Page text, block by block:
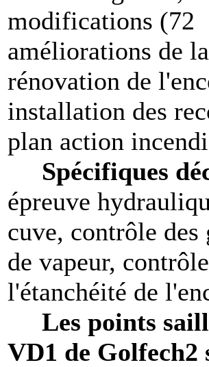
modifications (72
améliorations de
rénovation de
installation des
plan action
Spécifiques
épreuve
cuve, contrôle des
de vapeur,
l'étanchéité de
Les points
VD1 de Golfech2